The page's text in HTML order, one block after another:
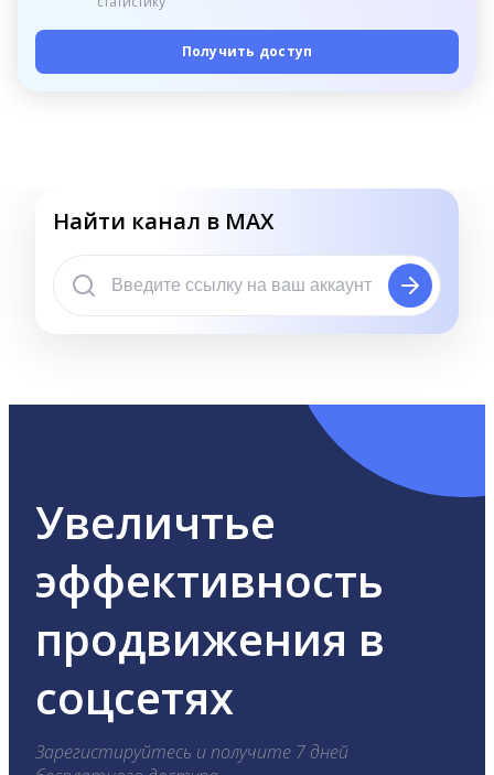
Получить доступ
Найти канал в MAX
Увеличтье
эффективность
продвижения в
соцсетях
Зарегистируйтесь и получите 7 дней